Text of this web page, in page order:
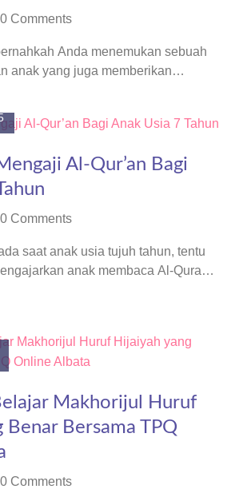
0 Comments
Anda menemukan sebuah
anak yang juga memberikan
Al-Qur’an Bagi
0 Comments
saat anak usia tujuh tahun, tentu
anak membaca Al-Quran
Makhorijul Huruf
Benar Bersama TPQ
0 Comments